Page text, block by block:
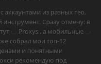
аккаунтами из разных гео,
Сразу отмечу: в
— Proxys , а мобильные —
собрал мои топ-12
и понятными
рекомендую под